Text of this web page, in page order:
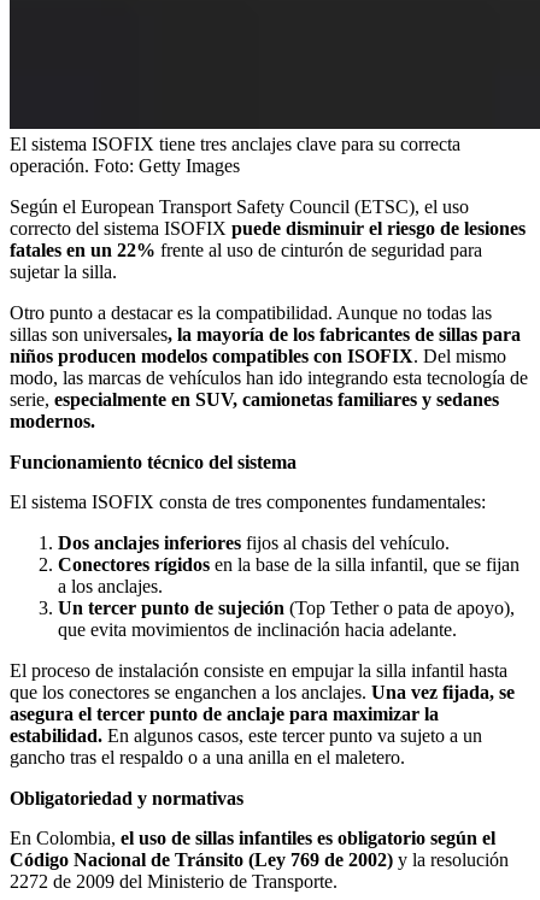
El sistema ISOFIX tiene tres anclajes clave para su correcta
operación. Foto: Getty Images
Según el European Transport Safety Council (ETSC), el uso
correcto del sistema ISOFIX puede disminuir el riesgo de lesiones
fatales en un 22% frente al uso de cinturón de seguridad para
sujetar la silla.
Otro punto a destacar es la compatibilidad. Aunque no todas las
sillas son universales, la mayoría de los fabricantes de sillas para
niños producen modelos compatibles con ISOFIX. Del mismo
modo, las marcas de vehículos han ido integrando esta tecnología de
serie, especialmente en SUV, camionetas familiares y sedanes
modernos.
Funcionamiento técnico del sistema
El sistema ISOFIX consta de tres componentes fundamentales:
Dos anclajes inferiores fijos al chasis del vehículo.
Conectores rígidos en la base de la silla infantil, que se fijan
a los anclajes.
Un tercer punto de sujeción (Top Tether o pata de apoyo),
que evita movimientos de inclinación hacia adelante.
El proceso de instalación consiste en empujar la silla infantil hasta
que los conectores se enganchen a los anclajes. Una vez fijada, se
asegura el tercer punto de anclaje para maximizar la
estabilidad. En algunos casos, este tercer punto va sujeto a un
gancho tras el respaldo o a una anilla en el maletero.
Obligatoriedad y normativas
En Colombia, el uso de sillas infantiles es obligatorio según el
Código Nacional de Tránsito (Ley 769 de 2002) y la resolución
2272 de 2009 del Ministerio de Transporte.